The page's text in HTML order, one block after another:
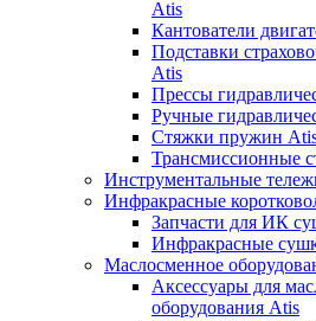
Atis
Кантователи
Подставки
Atis
Прессы
Ручные
Стяжки пружин
Трансмиссионные
Инструментальные
Инфракрасные
Запчасти для ИК
Инфракрасные
Маслосменное
Аксессуары для
оборудования Atis